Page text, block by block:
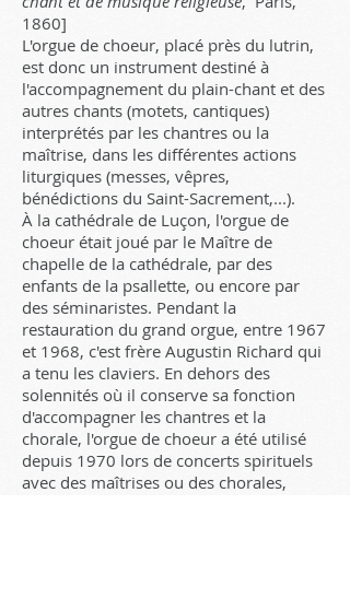
1860]
L'orgue de choeur, placé près du lutrin,
est donc un instrument destiné à
l'accompagnement du plain-chant et des
autres chants (motets, cantiques)
interprétés par les chantres ou la
maîtrise, dans les différentes actions
liturgiques (messes, vêpres,
bénédictions du Saint-Sacrement,...).
À la cathédrale de Luçon, l'orgue de
choeur était joué par le Maître de
chapelle de la cathédrale, par des
enfants de la psallette, ou encore par
des séminaristes. Pendant la
restauration du grand orgue, entre 1967
et 1968, c'est frère Augustin Richard qui
a tenu les claviers. En dehors des
solennités où il conserve sa fonction
d'accompagner les chantres et la
chorale, l'orgue de choeur a été utilisé
depuis 1970 lors de concerts spirituels
avec des maîtrises ou des chorales,